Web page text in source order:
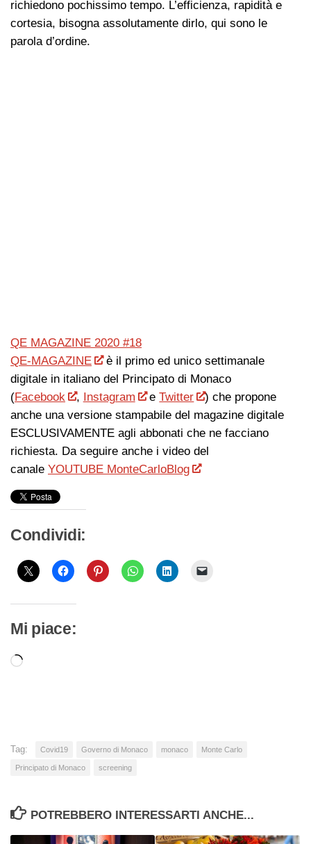
richiedono pochissimo tempo. L’efficienza, rapidità e
cortesia, bisogna assolutamente dirlo, qui sono le
parola d’ordine.
QE MAGAZINE 2020 #18
QE-MAGAZINE
è il primo ed unico settimanale
digitale in italiano del Principato di Monaco
(Facebook , Instagram eTwitter
) che propone
anche una versione stampabile del magazine digitale
ESCLUSIVAMENTE agli abbonati che ne facciano
richiesta. Da seguire anche i video del
canale YOUTUBE MonteCarloBlog
Condividi:
Mi piace:
Caricamento
Tag: Covid19 Governo di Monaco monaco Monte Carlo
Principato di Monaco screening
POTREBBERO INTERESSARTI ANCHE...